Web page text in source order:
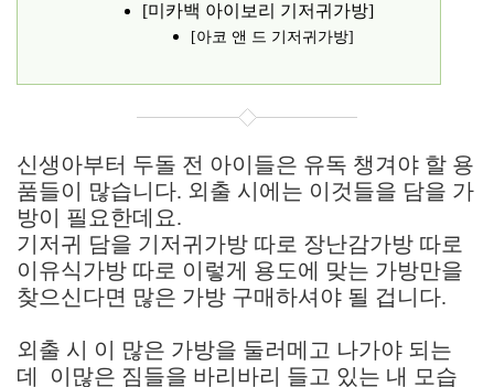
[미카백 아이보리 기저귀가방]
[아코 앤 드 기저귀가방]
신생아부터 두돌 전 아이들은 유독 챙겨야 할 용
품들이 많습니다. 외출 시에는 이것들을 담을 가
방이 필요한데요.
기저귀 담을 기저귀가방 따로 장난감가방 따로
이유식가방 따로 이렇게 용도에 맞는 가방만을
찾으신다면 많은 가방 구매하셔야 될 겁니다.
외출 시 이 많은 가방을 둘러메고 나가야 되는
데 이많은 짐들을 바리바리 들고 있는 내 모습